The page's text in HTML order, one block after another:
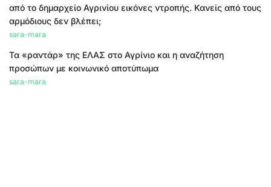
από το δημαρχείο Αγρινίου εικόνες ντροπής. Κανείς από τους
αρμόδιους δεν βλέπει;
sara-mara
Τα «ραντάρ» της ΕΛΑΣ στο Αγρίνιο και η αναζήτηση
προσώπων με κοινωνικό αποτύπωμα
sara-mara